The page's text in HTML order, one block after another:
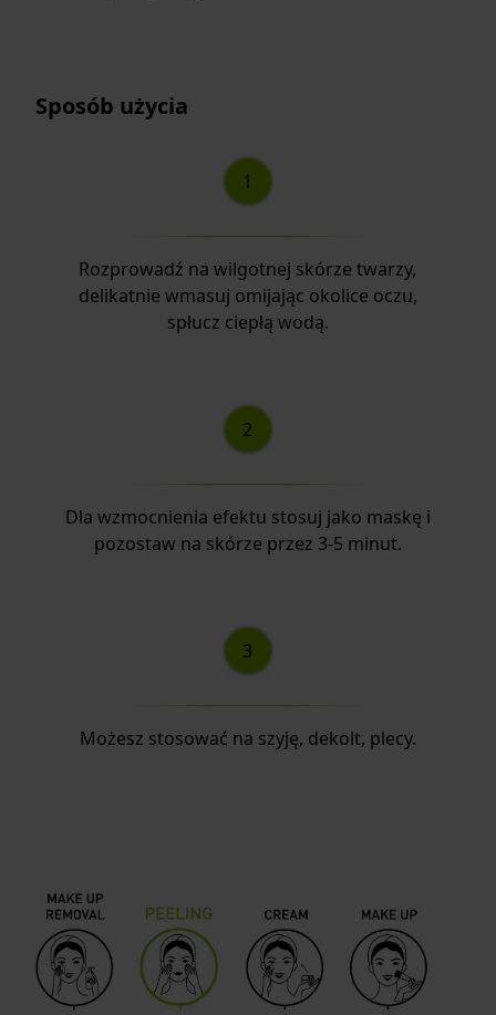
Sposób użycia
Rozprowadź na wilgotnej skórze twarzy,
delikatnie wmasuj omijając okolice oczu,
spłucz ciepłą wodą.
Dla wzmocnienia efektu stosuj jako maskę i
pozostaw na skórze przez 3-5 minut.
Możesz stosować na szyję, dekolt, plecy.